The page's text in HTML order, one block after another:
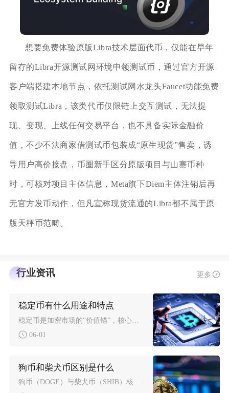
想要免费体验原版Libra技术层面代币，仅能在早年
留存的Libra开源测试网环境申领测试币，通过官方开源
客户端搭建本地节点，依托测试网水龙头Faucet功能免费
领取测试Libra，该类代币仅限链上交互测试，无法提
现、变现、上线任何交易平台，也不具备实际金融价
值，不少不法商家借测试币包装成“原生现货”售卖，诱
导用户高价接盘，币圈新手区分原版项目与山寨币种
时，可核对项目主体信息，Meta旗下Diem主体注销后再
无官方发币动作，但凡宣称现货流通的Libra都不属于原
版天秤币范畴。
行业资讯 更多
稳定币有什么用途和特点
稳定币是加密市场的“价值锚”，核心用途是交易计价、跨境支付、避险存储与DeFi流动性供给，
06-01
狗币和柴犬币区别是什么
狗币（DOGE）与柴犬币（SHIB）核心区别在于：DOGE是2013年诞生的原生公链“鼻祖